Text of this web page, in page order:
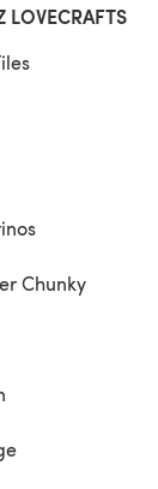
LOVECRAFTS
Chunky